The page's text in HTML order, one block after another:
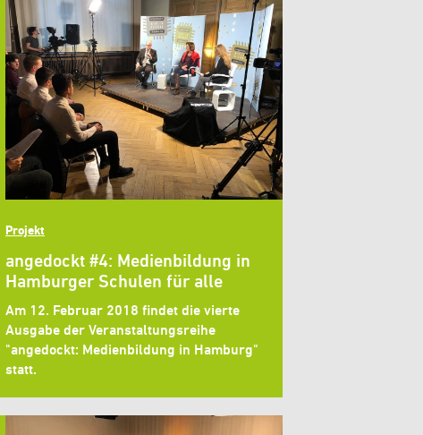
Projekt
angedockt #4: Medienbildung in
Hamburger Schulen für alle
Am 12. Februar 2018 findet die vierte
Ausgabe der Veranstaltungsreihe
"angedockt: Medienbildung in Hamburg"
statt.